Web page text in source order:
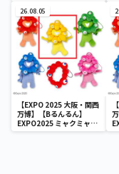
26.08.05
【EXPO 2025 大阪・関西
万博】【Bるんるん】
EXPO2025 ミャクミャク
カラフルゴム紐付きぬい